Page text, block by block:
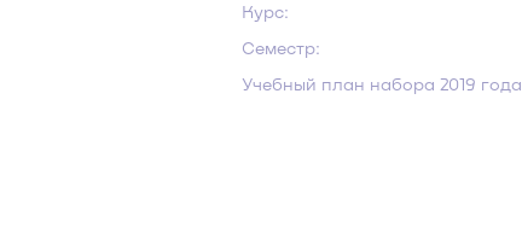
Курс:
Семестр:
Учебный план набора 2019 года